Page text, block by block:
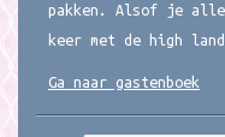
pakken. Alsof je
keer met de high
Ga naar gastenboek